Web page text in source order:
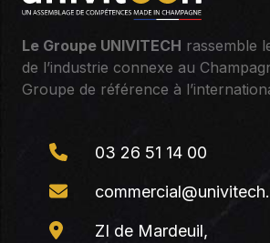
Le Groupe UNIVITECH rassemble
de l’industrie connexe au
Groupe de référence à
03 26 51 14 00
ZI de Mardeuil,